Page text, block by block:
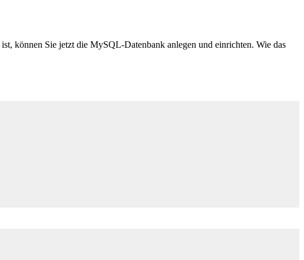
können Sie jetzt die MySQL-Datenbank anlegen und einrichten. Wie das